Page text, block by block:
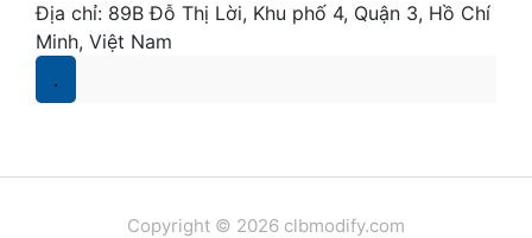
Địa chỉ: 89B Đỗ Thị Lời, Khu phố 4, Quận 3, Hồ Chí
Minh, Việt Nam
.
Copyright © 2026 clbmodify.com